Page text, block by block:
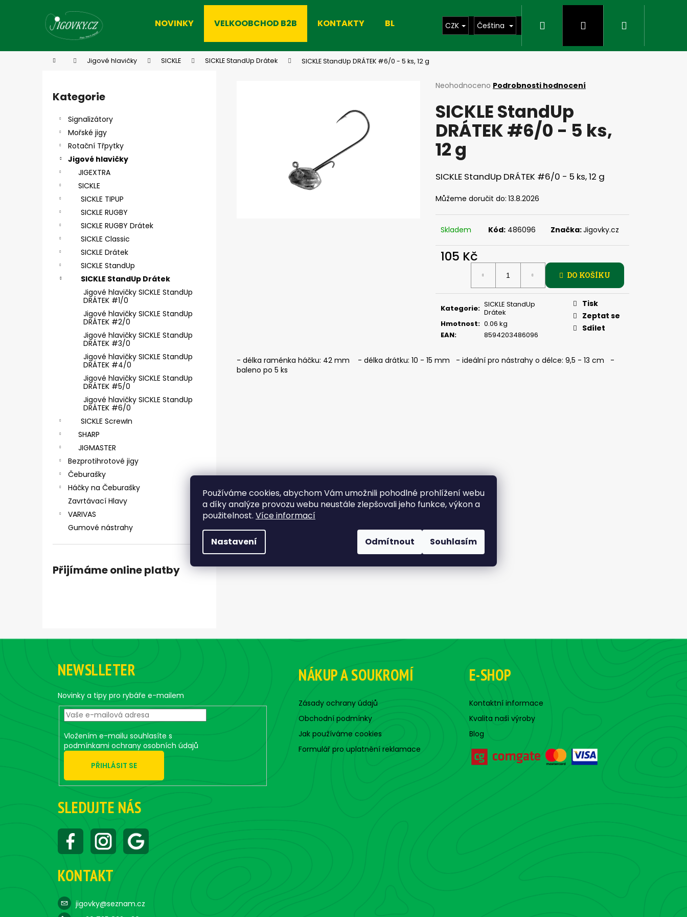
Používáme cookies, abychom Vám umožnili pohodlné prohlížení webu
a díky analýze provozu webu neustále zlepšovali jeho funkce, výkon a
použitelnost. Více informací
Nastavení Odmítnout Souhlasím
NOVINKY VELKOOBCHOD B2B KONTAKTY BLOG CZK Čeština Hledat PřihlášeníNákupní
Domů Jigové hlavičky SICKLE SICKLE StandUp Drátek SICKLE StandUp DRÁTEK #6/0 - 5 ks, 12 g
Přeskočit
kategorie
Kategorie
Signalizátory
Mořské jigy
Rotační Třpytky
Jigové hlavičky
JIGEXTRA
SICKLE
SICKLE TIPUP
SICKLE RUGBY
SICKLE RUGBY Drátek
SICKLE Classic
SICKLE Drátek
SICKLE StandUp
SICKLE StandUp Drátek
Jigové hlavičky SICKLE StandUp
DRÁTEK #1/0
Jigové hlavičky SICKLE StandUp
DRÁTEK #2/0
Jigové hlavičky SICKLE StandUp
DRÁTEK #3/0
Jigové hlavičky SICKLE StandUp
DRÁTEK #4/0
Jigové hlavičky SICKLE StandUp
DRÁTEK #5/0
Jigové hlavičky SICKLE StandUp
DRÁTEK #6/0
SICKLE ScrewIn
SHARP
JIGMASTER
Bezprotihrotové jigy
Čeburašky
Háčky na Čeburašky
Zavrtávací Hlavy
VARIVAS
Gumové nástrahy
Přijímáme online platby
Průměrné
produktu
je
0,0
5
hvězdiček.
Neohodnoceno Podrobnosti hodnocení
SICKLE StandUp
DRÁTEK #6/0 - 5 ks,
12 g
SICKLE StandUp DRÁTEK #6/0 - 5 ks, 12 g
Můžeme doručit do: 13.8.2026
Skladem Kód: 486096 Značka:Jigovky.cz
105 Kč
DO KOŠÍKU
Kategorie: SICKLE StandUp
Drátek
Hmotnost: 0.06 kg
EAN: 8594203486096
Tisk
Zeptat se
Sdílet
- délka raménka háčku: 42 mm - délka drátku: 10 - 15 mm - ideální pro nástrahy o délce: 9,5 - 13 cm -
baleno po 5 ks
Zpět
Zpět
Co potřebujete najít?
SICKLE #6 - 5 KS, 4 G
SICKLE #6 - 5 KS, 2 G
Z
NEWSLLETER
Novinky a tipy pro rybáře e-mailem
Vložením e-mailu souhlasíte s
podmínkami ochrany osobních údajů
PŘIHLÁSIT SE
SLEDUJTE NÁS
KONTAKT
jigovky@seznam.cz
NÁKUP A SOUKROMÍ
Zásady ochrany údajů
Obchodní podmínky
Jak používáme cookies
Formulář pro uplatnění reklamace
E-SHOP
Kontaktní informace
Kvalita naši výroby
Blog